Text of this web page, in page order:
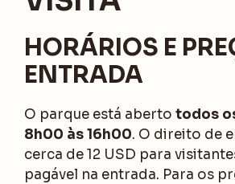
HORÁRIOS E
ENTRADA
O parque está aberto todos
8h00 às 16h00. O direito de
cerca de 12 USD para
pagável na entrada. Para os